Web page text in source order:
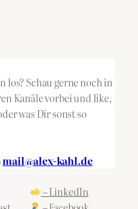
los? Schau gerne noch in
Kanäle vorbei und like,
was Dir sonst so
mail@alex-kahl.de
– LinkedIn